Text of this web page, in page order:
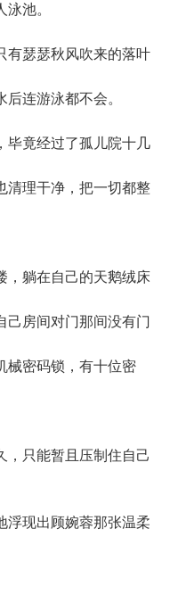
池。
瑟瑟秋风吹来的落叶
连游泳都不会。
竟经过了孤儿院十几
清理干净，把一切都整
躺在自己的天鹅绒床
己房间对门那间没有门
械密码锁，有十位密
只能暂且压制住自己
现出顾婉蓉那张温柔